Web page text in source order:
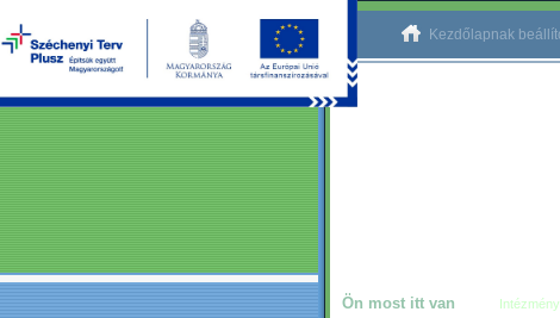
Kezdőlapnak
Ön most itt van